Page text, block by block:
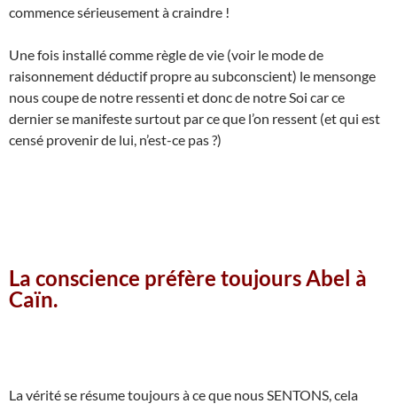
commence sérieusement à craindre !
Une fois installé comme règle de vie (voir le mode de
raisonnement déductif propre au subconscient) le mensonge
nous coupe de notre ressenti et donc de notre Soi car ce
dernier se manifeste surtout par ce que l’on ressent (et qui est
censé provenir de lui, n’est-ce pas ?)
La conscience préfère toujours Abel à
Caïn.
La vérité se résume toujours à ce que nous SENTONS, cela